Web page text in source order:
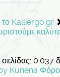
το Kalliergo.gr
0.037
Kunena